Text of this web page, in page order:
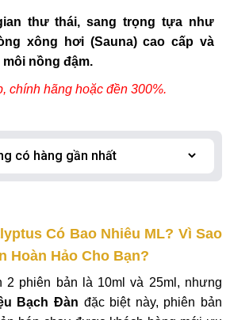
thư thái, sang trọng tựa như
xông hơi (Sauna) cao cấp và
nồng đậm.
chính hãng hoặc đền 300%.
Có Bao Nhiêu ML? Vì Sao
Hoàn Hảo Cho Bạn?
2 phiên bản là 10ml và 25ml, nhưng
Bạch Đàn đặc biệt này, phiên bản